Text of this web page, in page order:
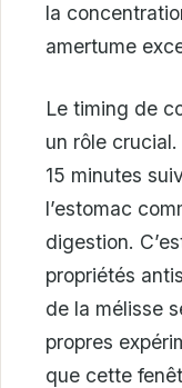
la
amertume
Le timing de
un rôle
15 minutes
l’estomac
digestion.
propriétés
de la mélisse
propres
que cette